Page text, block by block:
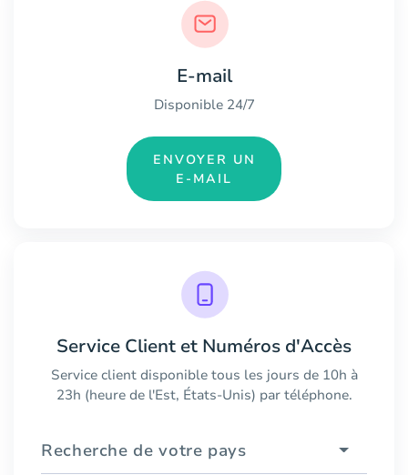
E-mail
Disponible 24/7
ENVOYER UN
E-MAIL
Service Client et Numéros d'Accès
Service client disponible tous les jours de 10h à
23h (heure de l'Est, États-Unis) par téléphone.
Recherche de votre pays